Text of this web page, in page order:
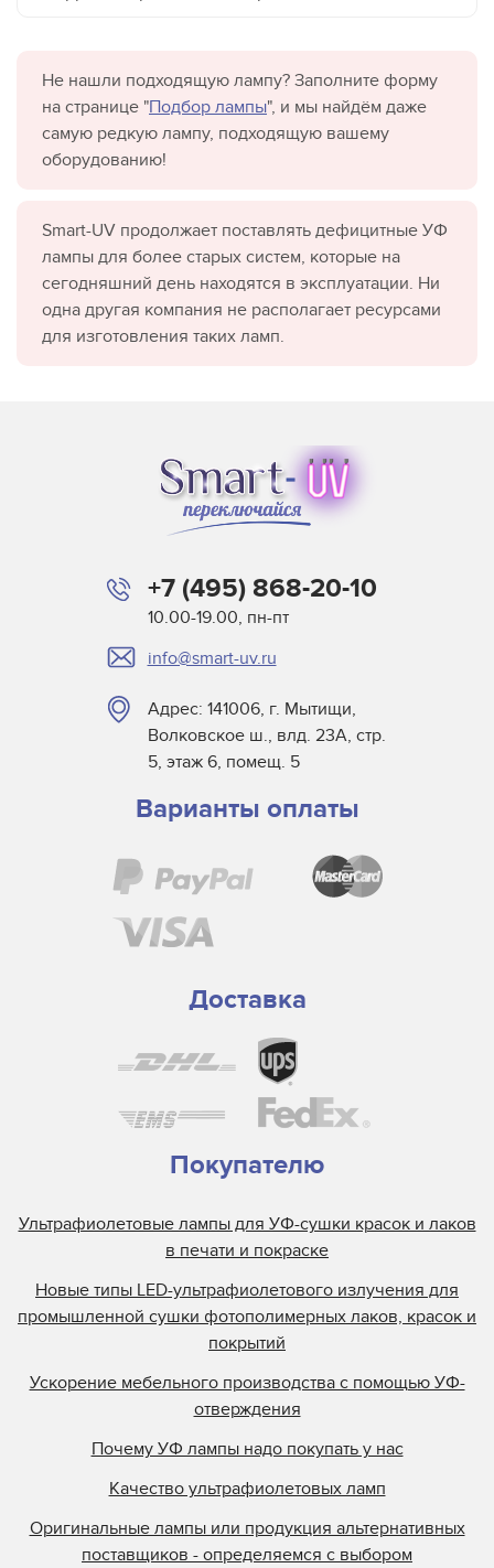
Не нашли подходящую лампу? Заполните форму
на странице "Подбор лампы", и мы найдём даже
самую редкую лампу, подходящую вашему
оборудованию!
Smart-UV продолжает поставлять дефицитные УФ
лампы для более старых систем, которые на
сегодняшний день находятся в эксплуатации. Ни
одна другая компания не располагает ресурсами
для изготовления таких ламп.
+7 (495) 868-20-10
10.00-19.00, пн-пт
info@smart-uv.ru
Адрес: 141006, г. Мытищи,
Волковское ш., влд. 23А, стр.
5, этаж 6, помещ. 5
Варианты оплаты
Доставка
Покупателю
Ультрафиолетовые лампы для УФ-сушки красок и лаков
в печати и покраске
Новые типы LED-ультрафиолетового излучения для
промышленной сушки фотополимерных лаков, красок и
покрытий
Ускорение мебельного производства с помощью УФ-
отверждения
Почему УФ лампы надо покупать у нас
Качество ультрафиолетовых ламп
Оригинальные лампы или продукция альтернативных
поставщиков - определяемся с выбором